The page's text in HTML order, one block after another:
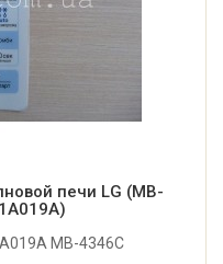
печи LG (MB-
MB-4346C